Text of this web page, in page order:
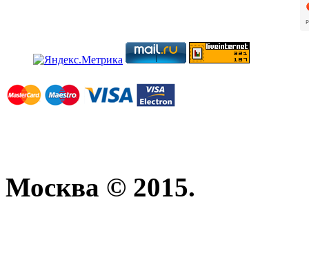
Москва © 2015.